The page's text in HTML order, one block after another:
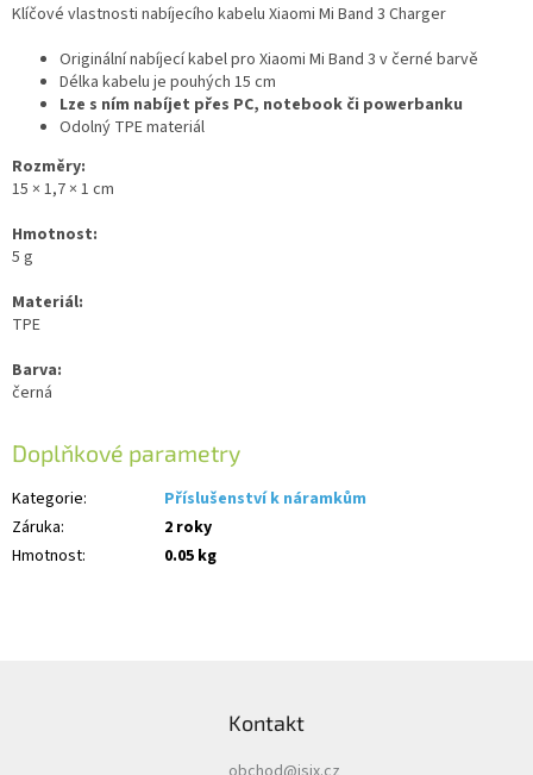
Klíčové vlastnosti nabíjecího kabelu Xiaomi Mi Band 3 Charger
Originální nabíjecí kabel pro Xiaomi Mi Band 3 v černé barvě
Délka kabelu je pouhých 15 cm
Lze s ním nabíjet přes PC, notebook či powerbanku
Odolný TPE materiál
Rozměry:
15 × 1,7 × 1 cm
Hmotnost:
5 g
Materiál:
TPE
Barva:
černá
Doplňkové parametry
Kategorie:
Příslušenství k náramkům
Záruka:
2 roky
Hmotnost: 0.05 kg
Kontakt